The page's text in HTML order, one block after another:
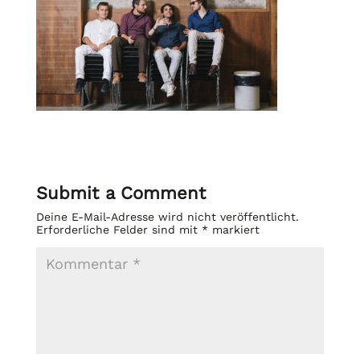
Submit a Comment
Deine E-Mail-Adresse wird nicht veröffentlicht.
Erforderliche Felder sind mit *markiert